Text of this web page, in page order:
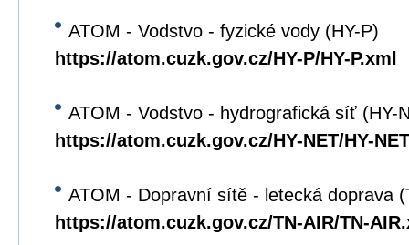
ATOM - Vodstvo - fyzické vody (HY-P)
https://atom.cuzk.gov.cz/HY-P/HY-P.xml
ATOM - Vodstvo - hydrografická síť (HY-
https://atom.cuzk.gov.cz/HY-NET/HY-
ATOM - Dopravní sítě - letecká doprava
https://atom.cuzk.gov.cz/TN-AIR/TN-